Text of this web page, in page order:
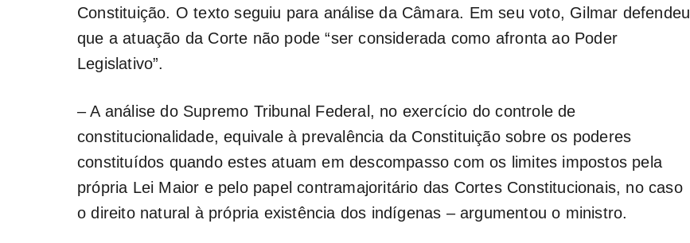
Constituição. O texto seguiu para análise da Câmara. Em seu voto, Gilmar defendeu
que a atuação da Corte não pode “ser considerada como afronta ao Poder
Legislativo”.
– A análise do Supremo Tribunal Federal, no exercício do controle de
constitucionalidade, equivale à prevalência da Constituição sobre os poderes
constituídos quando estes atuam em descompasso com os limites impostos pela
própria Lei Maior e pelo papel contramajoritário das Cortes Constitucionais, no caso
o direito natural à própria existência dos indígenas – argumentou o ministro.